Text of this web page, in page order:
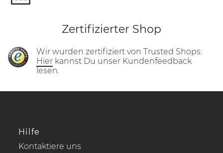
Zertifizierter Shop
Wir wurden zertifiziert von Trusted Shops.
Hier kannst Du unser Kundenfeedback
lesen.
Hilfe
Kontaktiere uns